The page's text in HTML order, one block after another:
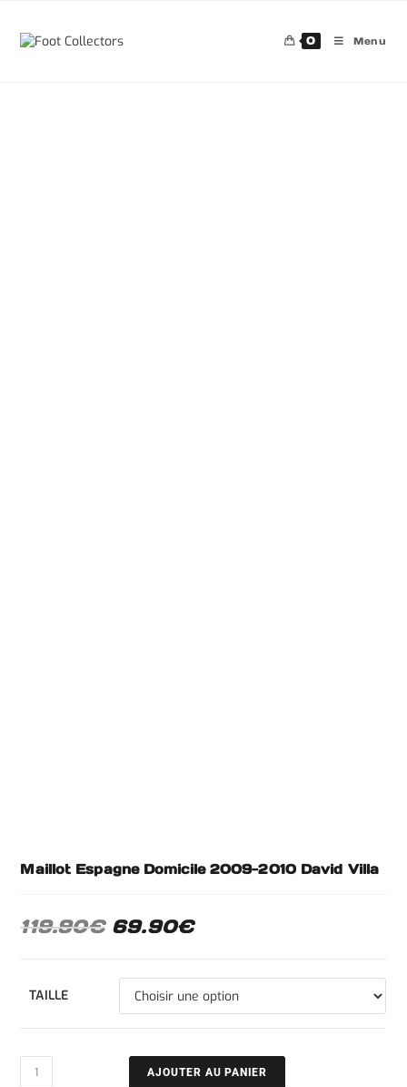
0 Menu
Maillot Espagne Domicile 2009-2010 David Villa
119.90€ 69.90€
TAILLE
AJOUTER AU PANIER